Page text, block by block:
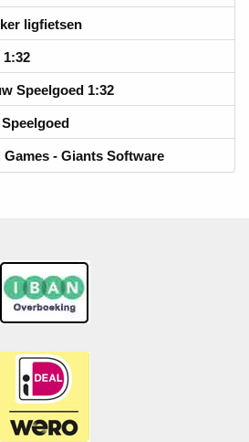
ligfietsen
Speelgoed 1:32
- Giants Software